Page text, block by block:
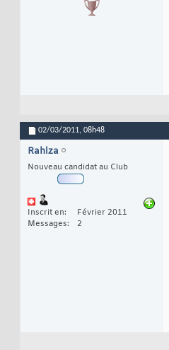
02/03/2011, 08h48
Rahlza
Nouveau candidat au Club
Inscrit en
Février 2011
Messages
2